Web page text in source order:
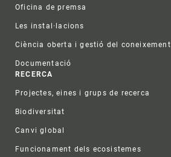
Oficina de premsa
Les instal·lacions
Ciència oberta i gestió del coneixement
Documentació
RECERCA
Projectes, eines i grups de recerca
Biodiversitat
Canvi global
Funcionament dels ecosistemes